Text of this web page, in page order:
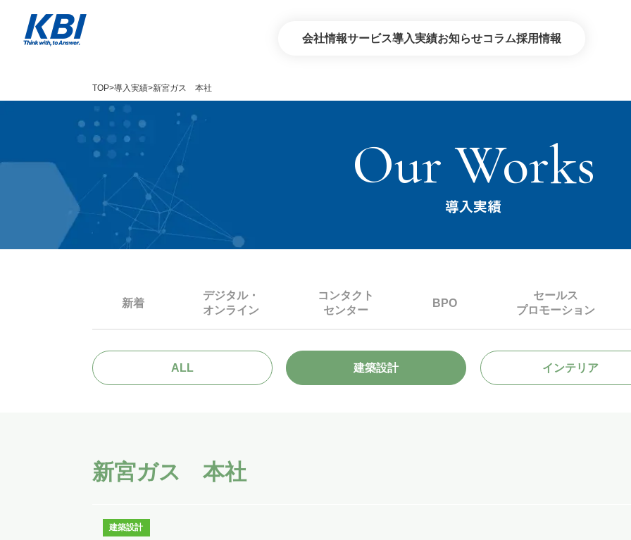
会社情報サービス導入実績お知らせコラム採用情報
サービス
BPO 建築・環境
TOP 導入実績 新宮ガス 本社
Our Works
導入実績
新着
デジタル・
オンライン
コンタクト
センター
BPO
セールス
プロモーション
ALL 建築設計 インテリア
新宮ガス 本社
建築設計